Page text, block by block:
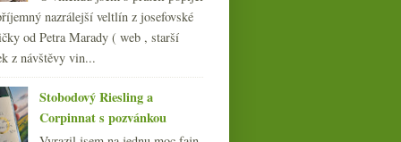
Silvestrovské degustační poznámky
(249)
(249)
(270)
(108)
nazrálejší veltlín z josefovské
od Petra Marady ( web , starší
z návštěvy vin...
Stobodový Riesling a
Corpinnat s pozvánkou